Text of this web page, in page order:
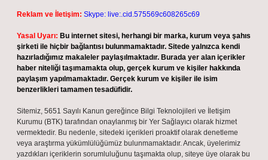
Reklam ve İletişim: Skype: live:.cid.575569c608265c69
Yasal Uyarı: Bu internet sitesi, herhangi bir marka, kurum veya şahıs
şirketi ile hiçbir bağlantısı bulunmamaktadır. Sitede yalnızca kendi
hazırladığımız makaleler paylaşılmaktadır. Burada yer alan içerikler
haber niteliği taşımamakta olup, gerçek kurum ve kişiler hakkında
paylaşım yapılmamaktadır. Gerçek kurum ve kişiler ile isim
benzerlikleri tamamen tesadüfidir.
Sitemiz, 5651 Sayılı Kanun gereğince Bilgi Teknolojileri ve İletişim
Kurumu (BTK) tarafından onaylanmış bir Yer Sağlayıcı olarak hizmet
vermektedir. Bu nedenle, sitedeki içerikleri proaktif olarak denetleme
veya araştırma yükümlülüğümüz bulunmamaktadır. Ancak, üyelerimiz
yazdıkları içeriklerin sorumluluğunu taşımakta olup, siteye üye olarak bu